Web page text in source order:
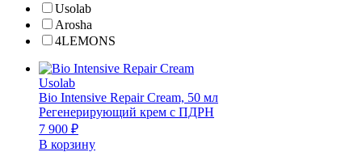
Usolab
Arosha
4LEMONS
Usolab
Bio Intensive Repair Cream, 50 мл
Регенерирующий крем с ПДРН
7 900 ₽
В корзину